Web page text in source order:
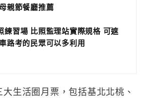
親節餐廳推薦
練習場 比照監理站實際規格 可遮
路考的民眾可以多利用
大生活圈月票，包括基北北桃、